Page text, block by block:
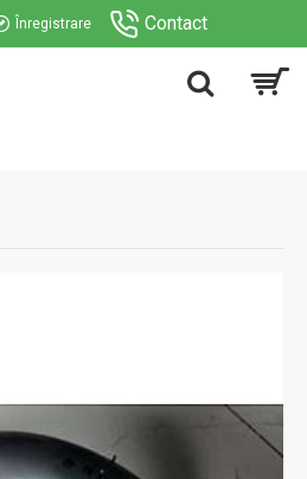
Înregistrare Contact